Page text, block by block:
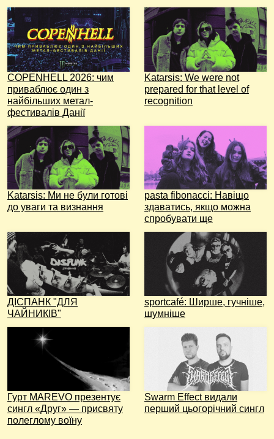
COPENHELL 2026: чим
приваблює один з
найбільших метал-
фестивалів Данії
Katarsis: We were not
prepared for that level of
recognition
Katarsis: Ми не були готові
до уваги та визнання
pasta fibonacci: Навіщо
здаватись, якщо можна
спробувати ще
ДІСПАНК "ДЛЯ
ЧАЙНИКІВ"
sportcafé: Ширше, гучніше,
шумніше
Гурт MAREVO презентує
сингл «Друг» — присвяту
полеглому воїну
Swarm Effect видали
перший цьогорічний сингл